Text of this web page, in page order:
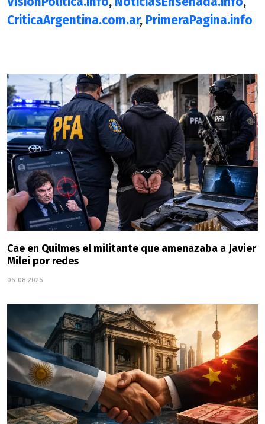
CriticaArgentina.com.ar, PrimeraPagina.info
Cae en Quilmes el militante que amenazaba a Javier
Milei por redes
06-08-2026